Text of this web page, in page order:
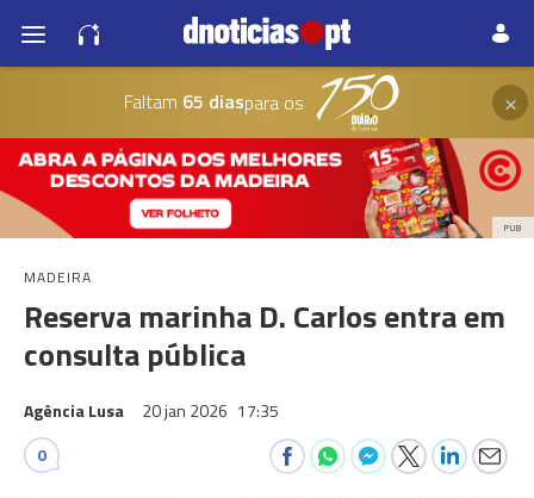
Faltam 65 diaspara os ×
PUB
MADEIRA
Reserva marinha D. Carlos entra em
consulta pública
Agência Lusa 20 jan 2026 17:35
0